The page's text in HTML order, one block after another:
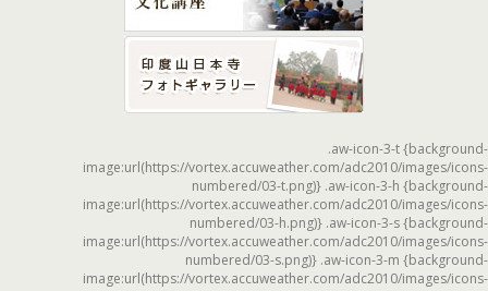
.aw-icon-3-t {background-
image:url(https://vortex.accuweather.com/adc2010/images/icons-
numbered/03-t.png)} .aw-icon-3-h {background-
image:url(https://vortex.accuweather.com/adc2010/images/icons-
numbered/03-h.png)} .aw-icon-3-s {background-
image:url(https://vortex.accuweather.com/adc2010/images/icons-
numbered/03-s.png)} .aw-icon-3-m {background-
image:url(https://vortex.accuweather.com/adc2010/images/icons-